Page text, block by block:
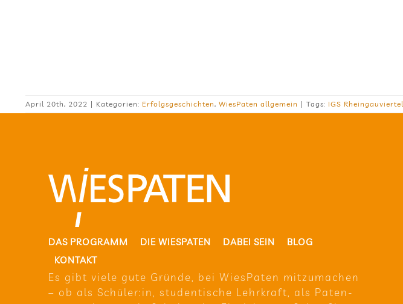
April 20th, 2022 | Kategorien: Erfolgsgeschichten, WiesPaten allgemein | Tags: IGS Rheingauviertel
DAS PRO­GRAMM DIE WIE­SPA­TEN DABEI SEIN
BLOG
KON­TAKT
Es gibt viele gute Gründe, bei Wie­sPa­ten mit­zu­ma­chen
– ob als Schüler:in, stu­den­ti­sche Lehr­kraft, als Paten­